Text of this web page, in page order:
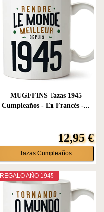
MUGFFINS Tazas 1945
Cumpleaños - En Francés -...
12,95 €
Tazas Cumpleaños
REGALO AÑO 1945